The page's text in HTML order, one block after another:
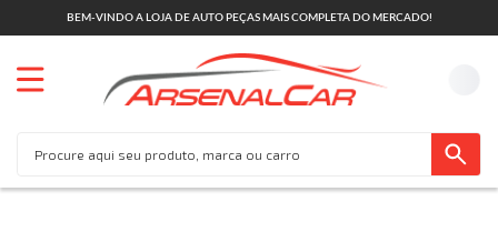
BEM-VINDO A LOJA DE AUTO PEÇAS MAIS COMPLETA DO MERCADO!